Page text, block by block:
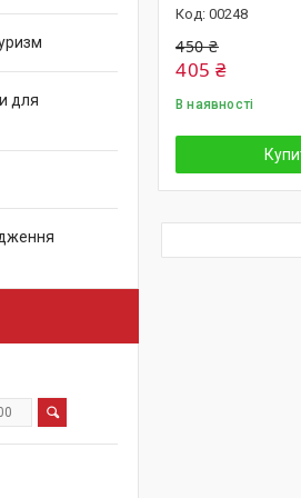
00248
450 ₴
405 ₴
В наявності
для